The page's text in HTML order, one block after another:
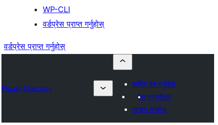
WP-CLI
वर्डप्रेस प्राप्त गर्नुहोस्
वर्डप्रेस प्राप्त गर्नुहोस्
Plugin Directory
प्लगिन पेस गर्नुहोस्
मेरा मनपर्दोहरू
लगइन गर्नुहोस्